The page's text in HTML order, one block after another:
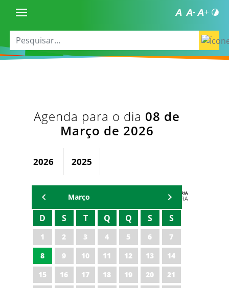
Agenda para o dia 08 de
Março de 2026
2026 2025
AGENDA DA SECRETARIA
ZELMA MADEIRA
Março
D S T Q Q S S
1 2 3 4 5 6
7
8
9 10 11 12 13
14
15
16 17 18 19 20
21